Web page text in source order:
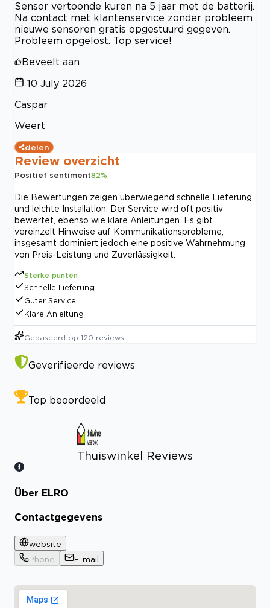
Sensor vertoonde kuren na 5 jaar met de batterij.
Na contact met klantenservice zonder probleem
nieuwe sensoren gratis opgestuurd gegeven.
Probleem opgelost. Top service!
Beveelt aan
10 July 2026
Caspar
Weert
delen
Review overzicht
Positief sentiment82%
Die Bewertungen zeigen überwiegend schnelle Lieferung
und leichte Installation. Der Service wird oft positiv
bewertet, ebenso wie klare Anleitungen. Es gibt
vereinzelt Hinweise auf Kommunikationsprobleme,
insgesamt dominiert jedoch eine positive Wahrnehmung
von Preis-Leistung und Zuverlässigkeit.
Sterke punten
Schnelle Lieferung
Guter Service
Klare Anleitung
Gebaseerd op 120 reviews
Geverifieerde reviews
Top beoordeeld
Thuiswinkel Reviews
Bekijk certificaat
Über ELRO
Contactgegevens
website
Phone
E-mail